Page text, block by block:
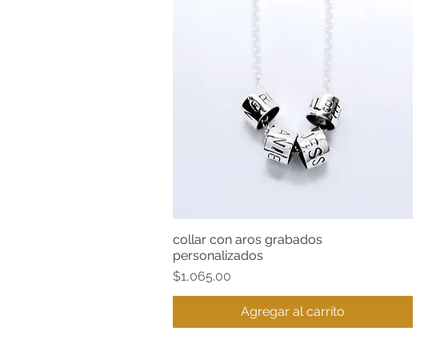
Vista rápida
collar con aros grabados
personalizados
Precio
$1,065.00
Agregar al carrito